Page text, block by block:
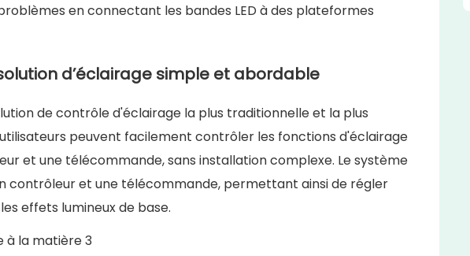
en connectant les bandes LED à des plateformes
d’éclairage simple et abordable
de contrôle d'éclairage la plus traditionnelle et la plus
peuvent facilement contrôler les fonctions d'éclairage
et une télécommande, sans installation complexe. Le système
contrôleur et une télécommande, permettant ainsi de régler
effets lumineux de base.